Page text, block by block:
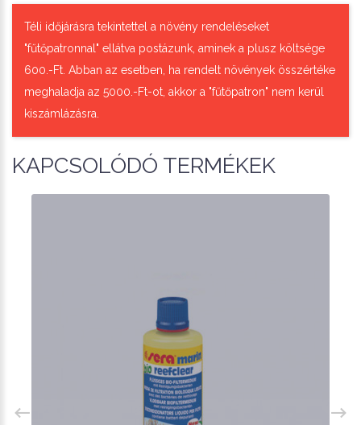
Téli időjárásra tekintettel a növény rendeléseket
"fűtőpatronnal" ellátva postázunk, aminek a plusz költsége
600.-Ft. Abban az esetben, ha rendelt növények összértéke
meghaladja az 5000.-Ft-ot, akkor a "fűtőpatron" nem kerül
kiszámlázásra.
KAPCSOLÓDÓ TERMÉKEK